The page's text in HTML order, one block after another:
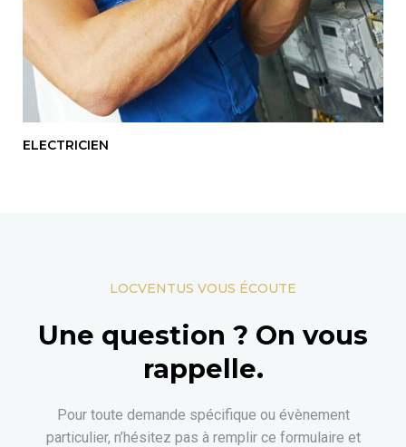
ELECTRICIEN
LOCVENTUS VOUS ÉCOUTE
Une question ? On vous
rappelle.
Pour toute demande spécifique ou évènement
particulier, n’hésitez pas à remplir ce formulaire et